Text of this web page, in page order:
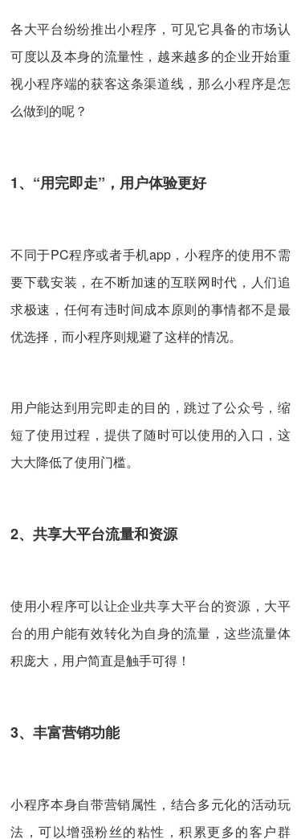
各大平台纷纷推出小程序，可见它具备的市场认
可度以及本身的流量性，越来越多的企业开始重
视小程序端的获客这条渠道线，那么小程序是怎
么做到的呢？
1、 “用完即走” ， 用户体验更好
不同于PC程序或者手机app，小程序的使用不需
要下载安装，在不断加速的互联网时代，人们追
求极速，任何有违时间成本原则的事情都不是最
优选择，而小程序则规避了这样的情况。
用户能达到用完即走的目的，跳过了公众号，缩
短了使用过程，提供了随时可以使用的入口，这
大大降低了使用门槛。
2、 共享大平台流量和资源
使用小程序可以让企业共享大平台的资源，大平
台的用户能有效转化为自身的流量，这些流量体
积庞大，用户简直是触手可得！
3、 丰富营销功能
小程序本身自带营销属性，结合多元化的活动玩
法，可以增强粉丝的粘性，积累更多的客户群